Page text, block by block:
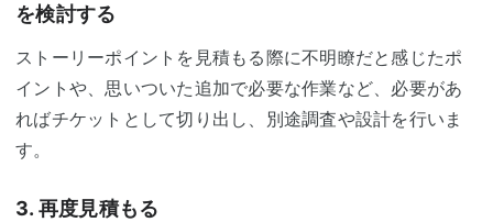
を検討する
ストーリーポイントを見積もる際に不明瞭だと感じたポ
イントや、思いついた追加で必要な作業など、必要があ
ればチケットとして切り出し、別途調査や設計を行いま
す。
3. 再度見積もる